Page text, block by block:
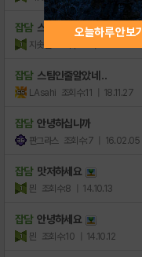
잡담 스텀이 머야 스텀이...
지솟현
잡담 스팀인줄알았네 ..
LAsahi 조회수:11 | 18.11.27
잡담 안녕하십니까
판그라스 조회수:7 | 16.02.05
잡담 맛저하세요
믠 조회수:8 | 14.10.13
잡담 안녕하세요
믠 조회수:10 | 14.10.12
오늘하루 안보기